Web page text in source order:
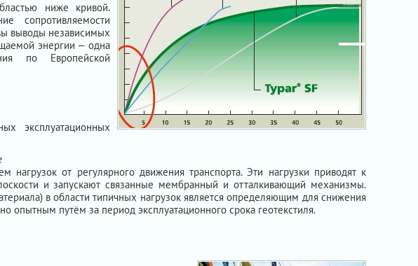
ниже кривой.
сопротивляемости
выводы независимых
энергии — одна
по Европейской
эксплуатационных
нагрузок от регулярного движения транспорта. Эти нагрузки приводят к
и запускают связанные мембранный и отталкивающий механизмы.
в области типичных нагрузок является определяющим для снижения
опытным путём за период эксплуатационного срока геотекстиля.